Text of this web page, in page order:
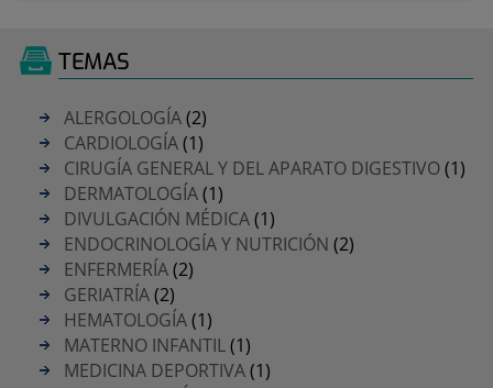
TEMAS
ALERGOLOGÍA(2)
CARDIOLOGÍA(1)
CIRUGÍA GENERAL Y DEL APARATO DIGESTIVO(1)
DERMATOLOGÍA(1)
DIVULGACIÓN MÉDICA(1)
ENDOCRINOLOGÍA Y NUTRICIÓN (2)
ENFERMERÍA(2)
GERIATRÍA(2)
HEMATOLOGÍA(1)
MATERNO INFANTIL(1)
MEDICINA DEPORTIVA(1)